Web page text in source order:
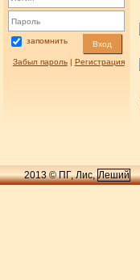
запомнить Вход
Забыл пароль| Регистрация
2013 © ПГ, Лис,Леший